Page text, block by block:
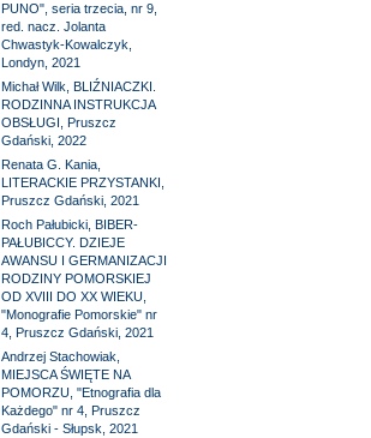
PUNO", seria trzecia, nr 9,
red. nacz. Jolanta
Chwastyk-Kowalczyk,
Londyn, 2021
Michał Wilk, BLIŹNIACZKI.
RODZINNA INSTRUKCJA
OBSŁUGI, Pruszcz
Gdański, 2022
Renata G. Kania,
LITERACKIE PRZYSTANKI,
Pruszcz Gdański, 2021
Roch Pałubicki, BIBER-
PAŁUBICCY. DZIEJE
AWANSU I GERMANIZACJI
RODZINY POMORSKIEJ
OD XVIII DO XX WIEKU,
"Monografie Pomorskie" nr
4, Pruszcz Gdański, 2021
Andrzej Stachowiak,
MIEJSCA ŚWIĘTE NA
POMORZU, "Etnografia dla
Każdego" nr 4, Pruszcz
Gdański - Słupsk, 2021